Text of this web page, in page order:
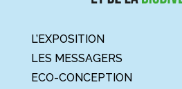
L’EXPOSITION
LES MESSAGERS
ECO-CONCEPTION